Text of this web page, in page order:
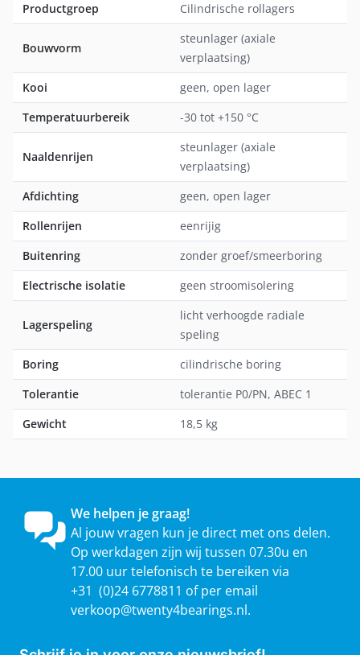
Productgroep
Cilindrische rollagers
Bouwvorm
steunlager (axiale
verplaatsing)
Kooi
geen, open lager
Temperatuurbereik
-30 tot +150 °C
Naaldenrijen
steunlager (axiale
verplaatsing)
Afdichting
geen, open lager
Rollenrijen
eenrijig
Buitenring
zonder groef/smeerboring
Electrische isolatie
geen stroomisolering
Lagerspeling
licht verhoogde radiale
speling
Boring
cilindrische boring
Tolerantie
tolerantie P0/PN, ABEC 1
Gewicht
18,5 kg
We helpen je graag!
Al jouw vragen kun je direct met ons delen.
Op werkdagen zijn wij tussen 07.30u en
17.00 uur telefonisch te bereiken via
+31 (0)24 6778811 of per email
verkoop@twenty4bearings.nl.